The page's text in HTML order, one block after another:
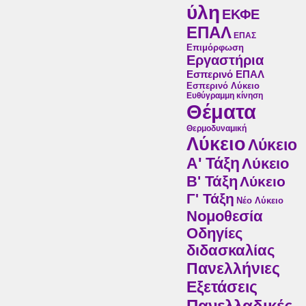
ύλη ΕΚΦΕ
ΕΠΑΛ ΕΠΑΣ
Επιμόρφωση
Εργαστήρια
Εσπερινό ΕΠΑΛ
Εσπερινό Λύκειο
Ευθύγραμμη κίνηση
Θέματα
Θερμοδυναμική
ΛύκειοΛύκειο
Α' ΤάξηΛύκειο
Β' ΤάξηΛύκειο
Γ' Τάξη Νέο Λύκειο
Νομοθεσία
Οδηγίες
διδασκαλίας
Πανελλήνιες
Εξετάσεις